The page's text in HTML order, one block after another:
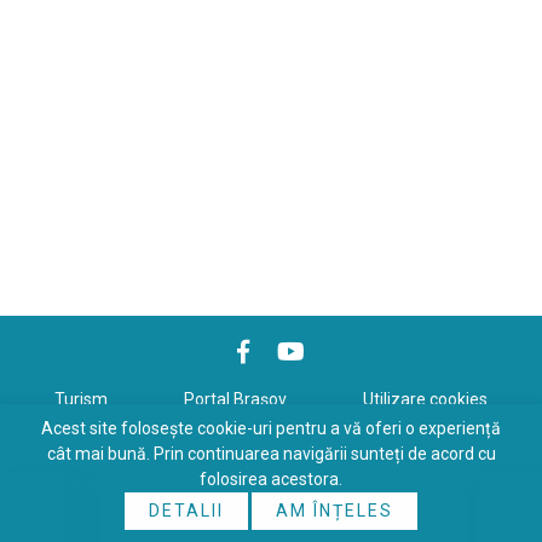
Turism Portal Braşov Utilizare cookies
Politică de confidenţialitate
Copyrights © 2026 All Rights Reserved. Powered by
Online
Acest site folosește cookie-uri pentru a vă oferi o experiență
cât mai bună. Prin continuarea navigării sunteți de acord cu
folosirea acestora.
DETALII
AM ÎNȚELES